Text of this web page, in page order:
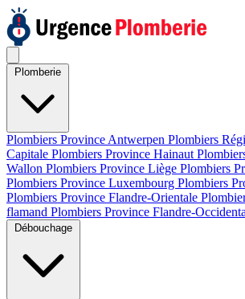
Plombiers Province Antwerpen Plombiers
Capitale Plombiers Province Hainaut
Wallon Plombiers Province Liège Plombiers
Plombiers Province Luxembourg Plombiers
Plombiers Province Flandre-Orientale
flamand Plombiers Province Flandre-